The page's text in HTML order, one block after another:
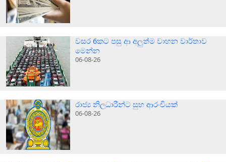
වසර 6කට පසු ආ අලුත්ම වාහන වාර්තාව
මෙන්න
06-08-26
රාජ්‍ය නිලධාරීන්ට සුභ ආරංචියක්
06-08-26